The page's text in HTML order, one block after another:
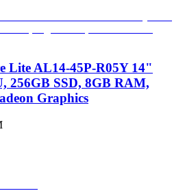
Lite AL14-45P-R05Y 14"
256GB SSD, 8GB RAM,
Graphics